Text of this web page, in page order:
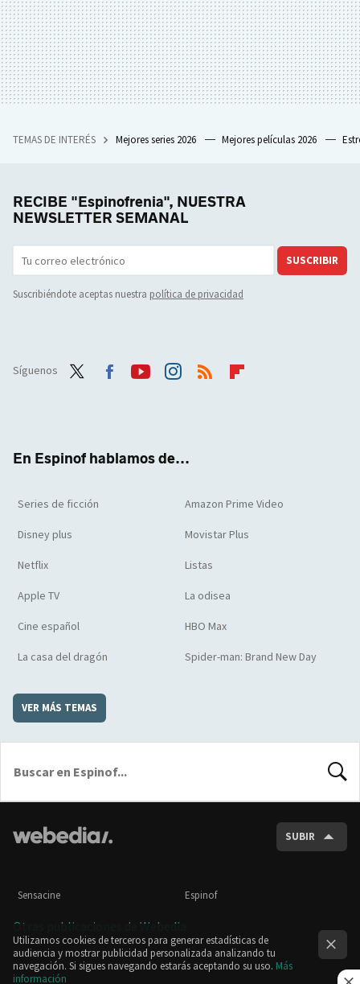
TEMAS DE INTERÉS Mejores series 2026 Mejores películas 2026
RECIBE "Espinofrenia", NUESTRA
NEWSLETTER SEMANAL
SUSCRIBIR
Suscribiéndote aceptas nuestra política de privacidad
Síguenos
En Espinof hablamos de...
Series de ficción Amazon Prime Video
Disney plus Movistar Plus
Netflix Listas
Apple TV La odisea
Cine español HBO Max
La casa del dragón Spider-man: Brand New Day
VER MÁS TEMAS
SUBIR
Sensacine Espinof
Otras publicaciones de Webedia
Utilizamos cookies de terceros para generar estadísticas de
audiencia y mostrar publicidad personalizada analizando tu
navegación. Si sigues navegando estarás aceptando su uso. Más
información